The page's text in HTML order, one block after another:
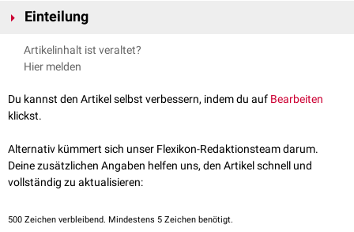
Einteilung
Man unterscheidet:
Armplexusläsion
durchPunktionenausgelöst werden.
obere Armplexusläsion
komplette Plexusläsion
Beinplexusläsion : Betroffen ist derPlexus lumbalis. Die Schädigung
ist meisttumorbedingt.
Artikelinhalt ist veraltet?
Hier melden
Du kannst den Artikel selbst verbessern, indem du auf Bearbeiten
klickst.
Alternativ kümmert sich unser Flexikon-Redaktionsteam darum.
Deine zusätzlichen Angaben helfen uns, den Artikel schnell und
vollständig zu aktualisieren:
500 Zeichen verbleibend. Mindestens 5 Zeichen benötigt.